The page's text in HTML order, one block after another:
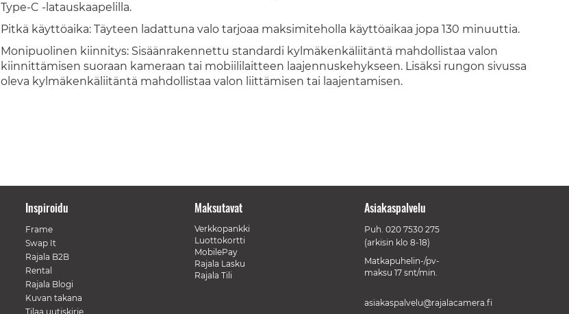
Type-C -latauskaapelilla.
Pitkä käyttöaika: Täyteen ladattuna valo tarjoaa maksimiteholla käyttöaikaa jopa 130 minuuttia.
Monipuolinen kiinnitys: Sisäänrakennettu standardi kylmäkenkäliitäntä mahdollistaa valon
kiinnittämisen suoraan kameraan tai mobiililaitteen laajennuskehykseen. Lisäksi rungon sivussa
oleva kylmäkenkäliitäntä mahdollistaa valon liittämisen tai laajentamisen.
Inspiroidu
Frame
Swap It
Rajala B2B
Rental
Rajala Blogi
Kuvan takana
Tilaa uutiskirje
Maksutavat
Verkkopankki
Luottokortti
MobilePay
Rajala Lasku
Rajala Tili
Asiakaspalvelu
Puh. 020 7530 275
(arkisin klo 8-18)
Matkapuhelin-/pv-
maksu 17 snt/min.
asiakaspalvelu@rajalacamera.fi